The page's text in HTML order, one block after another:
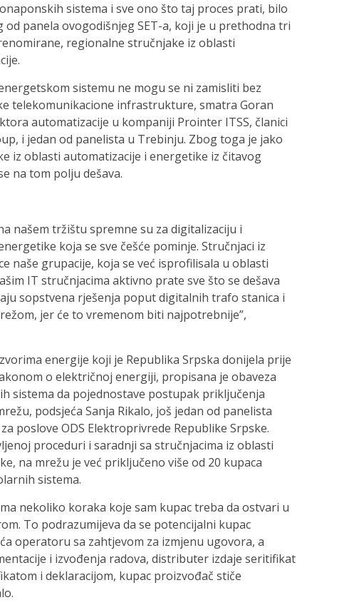
sistema i sve ono što taj proces prati, bilo
od panela ovogodišnjeg SET-a, koji je u prethodna tri
regionalne stručnjake iz oblasti
sistemu ne mogu se ni zamisliti bez
telekomunikacione infrastrukture, smatra Goran
automatizacije u kompaniji Prointer ITSS, članici
i jedan od panelista u Trebinju. Zbog toga je jako
iz oblasti automatizacije i energetike iz čitavog
na tom polju dešava.
našem tržištu spremne su za digitalizaciju i
koja se sve češće pominje. Stručnjaci iz
naše grupacije, koja se već isprofilisala u oblasti
IT stručnjacima aktivno prate sve što se dešava
sopstvena rješenja poput digitalnih trafo stanica i
jer će to vremenom biti najpotrebnije”,
energije koji je Republika Srpska donijela prije
o električnoj energiji, propisana je obaveza
sistema da pojednostave postupak priključenja
podsjeća Sanja Rikalo, još jedan od panelista
poslove ODS Elektroprivrede Republike Srpske.
proceduri i saradnji sa stručnjacima iz oblasti
na mrežu je već priključeno više od 20 kupaca
sistema.
nekoliko koraka koje sam kupac treba da ostvari u
To podrazumijeva da se potencijalni kupac
operatoru sa zahtjevom za izmjenu ugovora, a
i izvođenja radova, distributer izdaje seritifikat
i deklaracijom, kupac proizvođač stiče